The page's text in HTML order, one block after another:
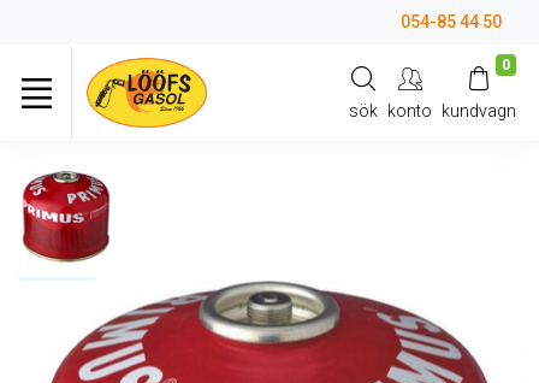
054-85 44 50
sök konto
0
kundvagn